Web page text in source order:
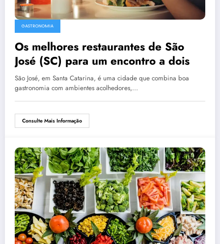
GASTRONOMIA
Os melhores restaurantes de São
José (SC) para um encontro a dois
São José, em Santa Catarina, é uma cidade que combina boa
gastronomia com ambientes acolhedores,…
Consulte Mais Informação